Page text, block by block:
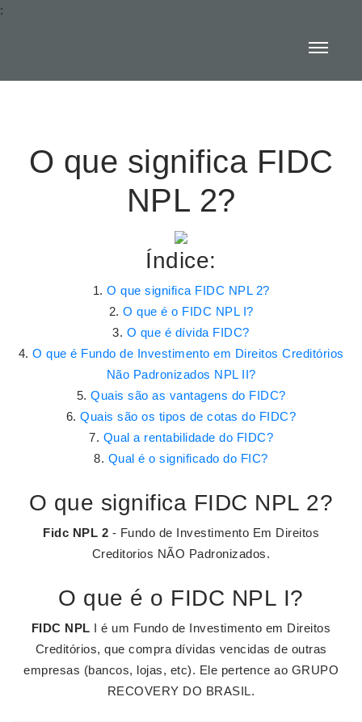
:
O que significa FIDC
NPL 2?
Índice:
O que significa FIDC NPL 2?
O que é o FIDC NPL I?
O que é dívida FIDC?
O que é Fundo de Investimento em Direitos Creditórios
Não Padronizados NPL II?
Quais são as vantagens do FIDC?
Quais são os tipos de cotas do FIDC?
Qual a rentabilidade do FIDC?
Qual é o significado do FIC?
O que significa FIDC NPL 2?
Fidc NPL 2 - Fundo de Investimento Em Direitos
Creditorios NÃO Padronizados.
O que é o FIDC NPL I?
FIDC NPL I é um Fundo de Investimento em Direitos
Creditórios, que compra dívidas vencidas de outras
empresas (bancos, lojas, etc). Ele pertence ao GRUPO
RECOVERY DO BRASIL.